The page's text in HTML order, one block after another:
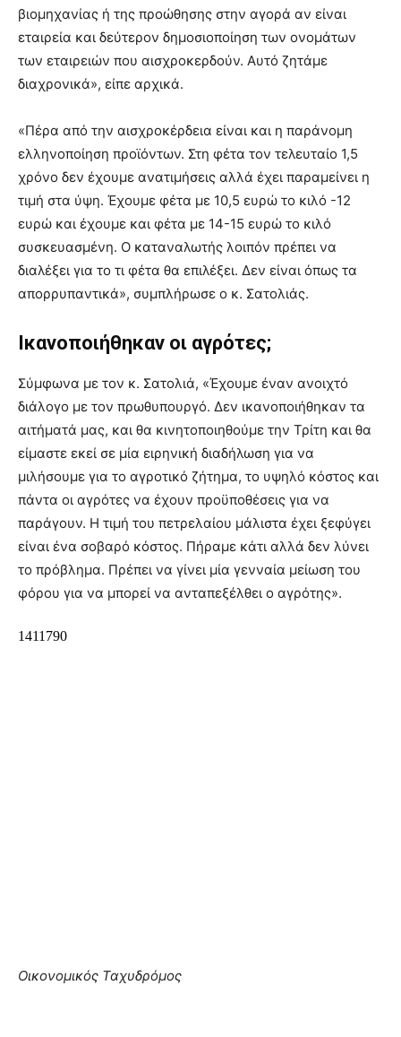
βιομηχανίας ή της προώθησης στην αγορά αν είναι
εταιρεία και δεύτερον δημοσιοποίηση των ονομάτων
των εταιρειών που αισχροκερδούν. Αυτό ζητάμε
διαχρονικά», είπε αρχικά.
«Πέρα από την αισχροκέρδεια είναι και η παράνομη
ελληνοποίηση προϊόντων. Στη φέτα τον τελευταίο 1,5
χρόνο δεν έχουμε ανατιμήσεις αλλά έχει παραμείνει η
τιμή στα ύψη. Έχουμε φέτα με 10,5 ευρώ το κιλό -12
ευρώ και έχουμε και φέτα με 14-15 ευρώ το κιλό
συσκευασμένη. Ο καταναλωτής λοιπόν πρέπει να
διαλέξει για το τι φέτα θα επιλέξει. Δεν είναι όπως τα
απορρυπαντικά», συμπλήρωσε ο κ. Σατολιάς.
Ικανοποιήθηκαν οι αγρότες;
Σύμφωνα με τον κ. Σατολιά, «Έχουμε έναν ανοιχτό
διάλογο με τον πρωθυπουργό. Δεν ικανοποιήθηκαν τα
αιτήματά μας, και θα κινητοποιηθούμε την Τρίτη και θα
είμαστε εκεί σε μία ειρηνική διαδήλωση για να
μιλήσουμε για το αγροτικό ζήτημα, το υψηλό κόστος και
πάντα οι αγρότες να έχουν προϋποθέσεις για να
παράγουν. Η τιμή του πετρελαίου μάλιστα έχει ξεφύγει
είναι ένα σοβαρό κόστος. Πήραμε κάτι αλλά δεν λύνει
το πρόβλημα. Πρέπει να γίνει μία γενναία μείωση του
φόρου για να μπορεί να ανταπεξέλθει ο αγρότης».
Οικονομικός Ταχυδρόμος